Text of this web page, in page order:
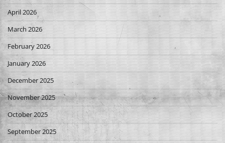
April 2026
March 2026
February 2026
January 2026
December 2025
November 2025
October 2025
September 2025